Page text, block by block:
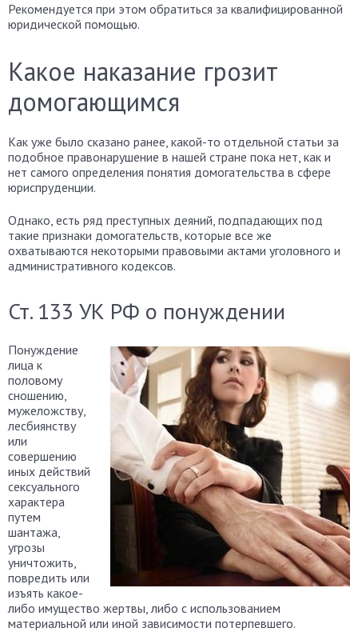
Рекомендуется при этом обратиться за квалифицированной
юридической помощью.
Какое наказание грозит
домогающимся
Как уже было сказано ранее, какой-то отдельной статьи за
подобное правонарушение в нашей стране пока нет, как и
нет самого определения понятия домогательства в сфере
юриспруденции.
Однако, есть ряд преступных деяний, подпадающих под
такие признаки домогательств, которые все же
охватываются некоторыми правовыми актами уголовного и
административного кодексов.
Ст. 133 УК РФ о понуждении
Понуждение
лица к
половому
сношению,
мужеложству,
лесбиянству
или
совершению
иных действий
сексуального
характера
путем
шантажа,
угрозы
уничтожить,
повредить или
изъять какое-
либо имущество жертвы, либо с использованием
материальной или иной зависимости потерпевшего.